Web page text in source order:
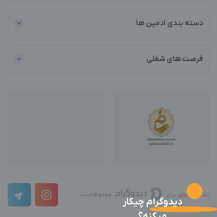
دسته بندی ادمین ها
فرصت های شغلی
تمامی حقوق برای محفوظ است
دیدوگرام چیکار